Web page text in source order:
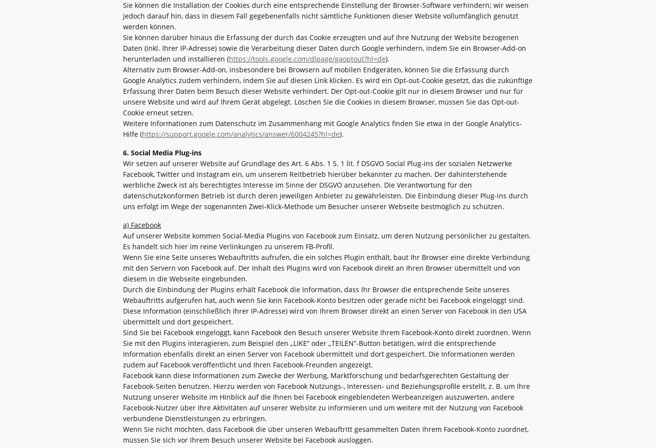
Sie können die Installation der Cookies durch eine entsprechende Einstellung der Browser-Software verhindern; wir weisen
jedoch darauf hin, dass in diesem Fall gegebenenfalls nicht sämtliche Funktionen dieser Website vollumfänglich genutzt
werden können.
Sie können darüber hinaus die Erfassung der durch das Cookie erzeugten und auf Ihre Nutzung der Website bezogenen
Daten (inkl. Ihrer IP-Adresse) sowie die Verarbeitung dieser Daten durch Google verhindern, indem Sie ein Browser-Add-on
herunterladen und installieren (https://tools.google.com/dlpage/gaoptout?hl=de).
Alternativ zum Browser-Add-on, insbesondere bei Browsern auf mobilen Endgeräten, können Sie die Erfassung durch
Google Analytics zudem verhindern, indem Sie auf diesen Link klicken. Es wird ein Opt-out-Cookie gesetzt, das die zukünftige
Erfassung Ihrer Daten beim Besuch dieser Website verhindert. Der Opt-out-Cookie gilt nur in diesem Browser und nur für
unsere Website und wird auf Ihrem Gerät abgelegt. Löschen Sie die Cookies in diesem Browser, müssen Sie das Opt-out-
Cookie erneut setzen.
Weitere Informationen zum Datenschutz im Zusammenhang mit Google Analytics finden Sie etwa in der Google Analytics-
Hilfe (https://support.google.com/analytics/answer/6004245?hl=de).
6. Social Media Plug-ins
Wir setzen auf unserer Website auf Grundlage des Art. 6 Abs. 1 S. 1 lit. f DSGVO Social Plug-ins der sozialen Netzwerke
Facebook, Twitter und Instagram ein, um unserem Reitbetrieb hierüber bekannter zu machen. Der dahinterstehende
werbliche Zweck ist als berechtigtes Interesse im Sinne der DSGVO anzusehen. Die Verantwortung für den
datenschutzkonformen Betrieb ist durch deren jeweiligen Anbieter zu gewährleisten. Die Einbindung dieser Plug-ins durch
uns erfolgt im Wege der sogenannten Zwei-Klick-Methode um Besucher unserer Webseite bestmöglich zu schützen.
a) Facebook
Auf unserer Website kommen Social-Media Plugins von Facebook zum Einsatz, um deren Nutzung persönlicher zu gestalten.
Es handelt sich hier im reine Verlinkungen zu unserem FB-Profil.
Wenn Sie eine Seite unseres Webauftritts aufrufen, die ein solches Plugin enthält, baut Ihr Browser eine direkte Verbindung
mit den Servern von Facebook auf. Der Inhalt des Plugins wird von Facebook direkt an Ihren Browser übermittelt und von
diesem in die Webseite eingebunden.
Durch die Einbindung der Plugins erhält Facebook die Information, dass Ihr Browser die entsprechende Seite unseres
Webauftritts aufgerufen hat, auch wenn Sie kein Facebook-Konto besitzen oder gerade nicht bei Facebook eingeloggt sind.
Diese Information (einschließlich Ihrer IP-Adresse) wird von Ihrem Browser direkt an einen Server von Facebook in den USA
übermittelt und dort gespeichert.
Sind Sie bei Facebook eingeloggt, kann Facebook den Besuch unserer Website Ihrem Facebook-Konto direkt zuordnen. Wenn
Sie mit den Plugins interagieren, zum Beispiel den „LIKE“ oder „TEILEN“-Button betätigen, wird die entsprechende
Information ebenfalls direkt an einen Server von Facebook übermittelt und dort gespeichert. Die Informationen werden
zudem auf Facebook veröffentlicht und Ihren Facebook-Freunden angezeigt.
Facebook kann diese Informationen zum Zwecke der Werbung, Marktforschung und bedarfsgerechten Gestaltung der
Facebook-Seiten benutzen. Hierzu werden von Facebook Nutzungs-, Interessen- und Beziehungsprofile erstellt, z. B. um Ihre
Nutzung unserer Website im Hinblick auf die Ihnen bei Facebook eingeblendeten Werbeanzeigen auszuwerten, andere
Facebook-Nutzer über Ihre Aktivitäten auf unserer Website zu informieren und um weitere mit der Nutzung von Facebook
verbundene Dienstleistungen zu erbringen.
Wenn Sie nicht möchten, dass Facebook die über unseren Webauftritt gesammelten Daten Ihrem Facebook-Konto zuordnet,
müssen Sie sich vor Ihrem Besuch unserer Website bei Facebook ausloggen.